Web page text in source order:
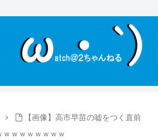
【画像】高市早苗の嘘をつく直前
ｗｗｗｗｗｗｗ